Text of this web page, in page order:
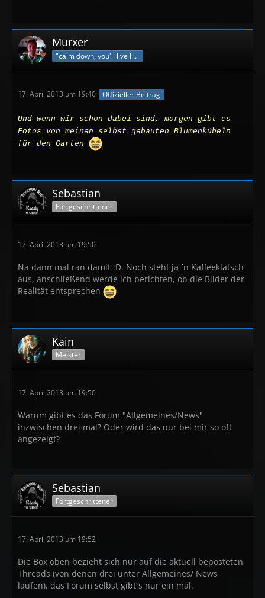
Murxer
"calm down, you'll live longer"
17. April 2013 um 19:40 Offizieller Beitrag
Und wenn wir schon dabei sind, morgen gibt es
Fotos von meinen selbst gebauten Blumenkübeln
für den Garten
Sebastian
Fortgeschrittener
17. April 2013 um 19:50
Na dann mal ran damit :D. Noch steht ja ´n Kaffeeklatsch
aus, anschließend werde ich berichten, ob die Bilder der
Realität entsprechen
Kain
Meister
17. April 2013 um 19:50
Warum gibt es das Forum "Allgemeines/News"
inzwischen drei mal? Oder wird das nur bei mir so oft
angezeigt?
Sebastian
Fortgeschrittener
17. April 2013 um 19:52
Die Box oben bezieht sich nur auf die aktuell beposteten
Threads (von denen drei unter Allgemeines/ News
laufen), das Forum selbst gibt´s nur ein mal.